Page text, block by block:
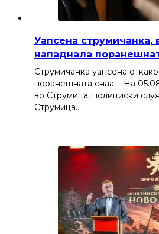
Уапсена струмичанка,
нападнала
Струмичанка уапсена
поранешната снаа. - На
во Струмица, полициски
Струмица…